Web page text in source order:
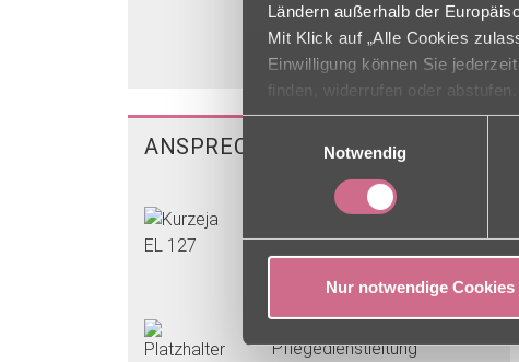
Ländern außerhalb der
Mit Klick auf „Alle Cookies
Einwilligung können Sie
finden, widerrufen oder
Notwendig
Nur notwendige Cookies
ANSPRECHPARTNER
Einrichtungsleitung
Yvonne Kurzeja
Pflegedienstleitung